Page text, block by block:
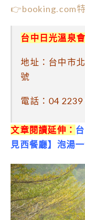
👉booking.com特
台中日光溫泉
地址：台中市
號
電話： 04
文章閱讀延伸：
見西餐廳】泡湯